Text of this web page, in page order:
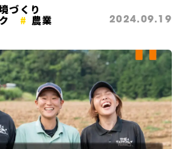
づくり
農業 2024.09.19